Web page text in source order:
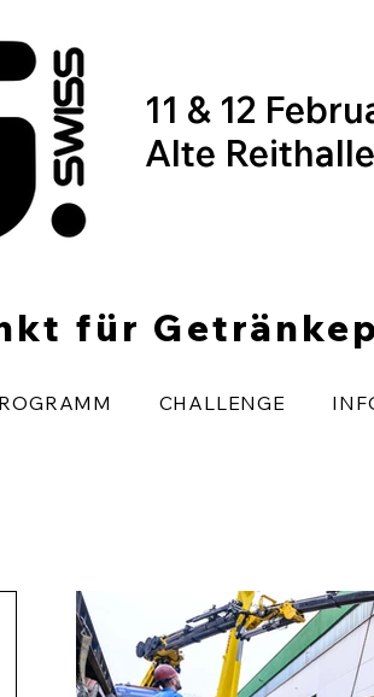
11 & 12
Alte
für
CHALLENGE